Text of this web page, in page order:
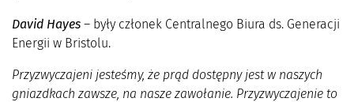
David Hayes – były członek Centralnego Biura ds. Generacji
Energii w Bristolu.
Przyzwyczajeni jesteśmy, że prąd dostępny jest w naszych
gniazdkach zawsze, na nasze zawołanie. Przyzwyczajenie to